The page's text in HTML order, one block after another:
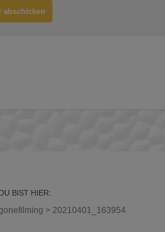
DU BIST HIER:
> 20210401_163954